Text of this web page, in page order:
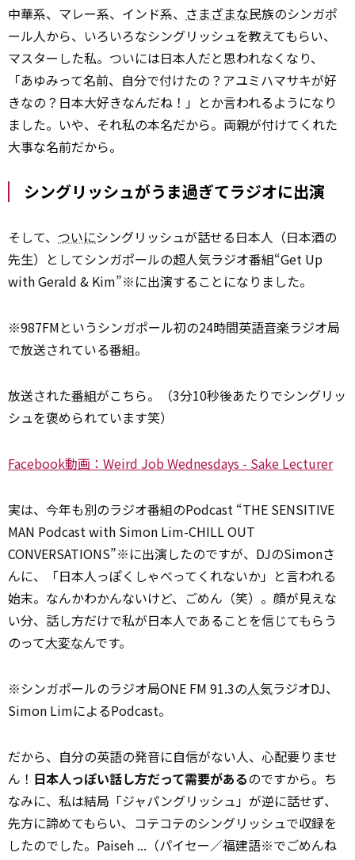
中華系、マレー系、インド系、 さまざまな民族のシンガポ
ール人から、いろいろなシングリッシュを教えてもらい、
マスターした私。ついには日本人だと思われなくなり、
「あゆみって名前、自分で付けたの？アユミハマサキが好
きなの？日本大好きなんだね！」とか言われるようになり
ました。いや、それ私の本名だから。両親が付けてくれた
大事な名前だから。
シングリッシュがうま過ぎてラジオに出演
そして、 ついにシングリッシュが話せる日本人（日本酒の
先生）としてシンガポールの超人気ラジオ番組“Get Up
with Gerald & Kim”※に出演することになりました。
※987FMというシンガポール初の24時間英語音楽ラジオ局
で放送されている番組。
放送された番組がこちら。（3分10秒後あたりでシングリッ
シュを褒められています笑）
Facebook動画：Weird Job Wednesdays - Sake Lecturer
実は、今年も別のラジオ番組のPodcast “THE SENSITIVE
MAN Podcast with Simon Lim-CHILL OUT
CONVERSATIONS”※に出演したのですが、DJのSimonさ
んに、「日本人っぽくしゃべってくれないか」と言われる
始末。なんかわかんないけど、ごめん（笑）。顔が見えな
い分、話し方だけで私が日本人であることを信じてもらう
のって大変なんです。
※シンガポールのラジオ局ONE FM 91.3の人気ラジオDJ、
Simon LimによるPodcast。
だから、自分の英語の発音に自信がない人、心配要りませ
ん！ 日本人っぽい話し方だって需要があるのですから。ち
なみに、私は結局「ジャパングリッシュ」が逆に話せず、
先方に諦めてもらい、コテコテのシングリッシュで収録を
したのでした。Paiseh ...（パイセー／福建語※でごめんね